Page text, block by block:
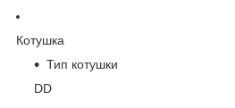
Котушка
Тип котушки
DD